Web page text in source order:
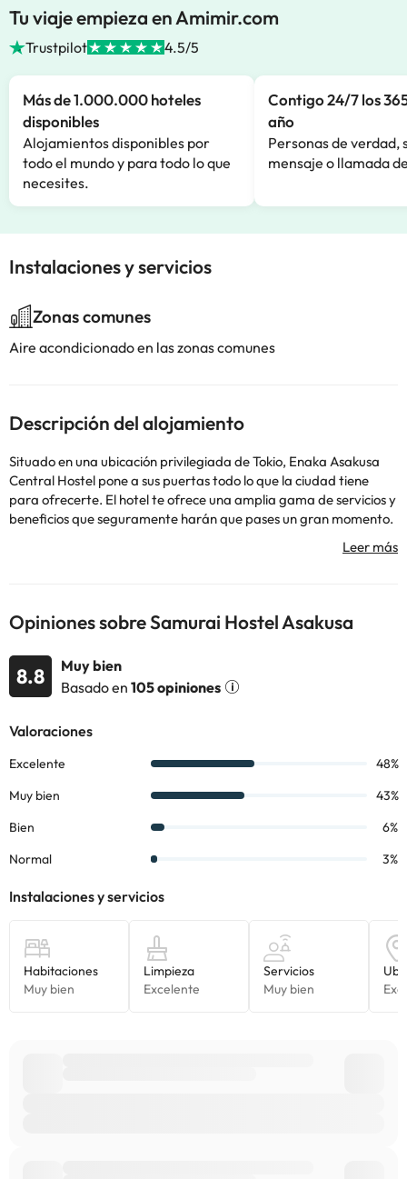
Tu viaje empieza en Amimir.com
Trustpilot 4.5/5
Más de 1.000.000 hoteles
disponibles
Alojamientos disponibles por
todo el mundo y para todo lo que
necesites.
Contigo 24/7 los
año
Personas de verdad,
mensaje o llamada
Instalaciones y servicios
Zonas comunes
Aire acondicionado en las zonas comunes
Descripción del alojamiento
Situado en una ubicación privilegiada de Tokio, Enaka Asakusa
Central Hostel pone a sus puertas todo lo que la ciudad tiene
para ofrecerte. El hotel te ofrece una amplia gama de servicios y
beneficios que seguramente harán que pases un gran momento.
En el hotel encontrarás Wi-Fi gratis en todas las habitaciones,
Seguridad 24h, lavandería, Wi-Fi en zonas comunes, ascensor.
oportunidades de recreación. Personal amable, excelentes
instalaciones y proximidad con todo lo que Tokio tiene para
ofrecer son tres inportante razones para alojarte en el Enaka
Asakusa Central Hostel.
Algunos de los servicios detallados pueden ser de pago. Puedes
información de esta ficha está sujeta a cambios por parte del
Opiniones sobre Samurai Hostel Asakusa
8.8
Muy bien
Basado en 105 opiniones